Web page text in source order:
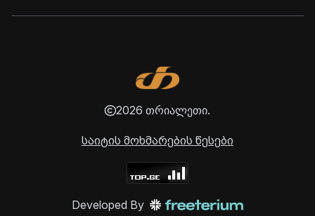
2026 თრიალეთი.
საიტის მოხმარების წესები
Developed By